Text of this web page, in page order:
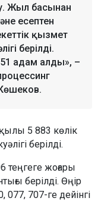
Жыл басынан
есептен
қызмет
берілді.
адам алды», –
5 883 көлік
берілді.
жоғары
берілді. Өңір
707-ге дейінгі